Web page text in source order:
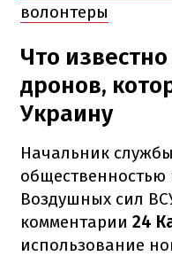
волонтеры
Что
дронов,
Украину
Начальник
Воздушных сил
комментарии 24
использование